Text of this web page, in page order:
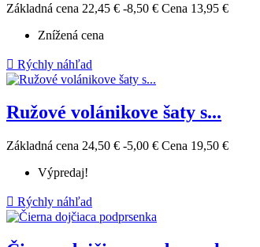
Základná cena 22,45 € -8,50 € Cena 13,95 €
Znížená cena
 Rýchly náhľad
Ružové volánikove šaty s...
Základná cena 24,50 € -5,00 € Cena 19,50 €
Výpredaj!
 Rýchly náhľad